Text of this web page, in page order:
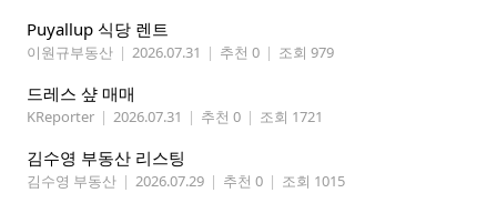
Puyallup 식당 렌트
이원규부동산 | 2026.07.31 | 추천 0 | 조회 979
드레스 샾 매매
KReporter | 2026.07.31 | 추천 0 | 조회 1721
김수영 부동산 리스팅
김수영 부동산 | 2026.07.29 | 추천 0 | 조회 1015